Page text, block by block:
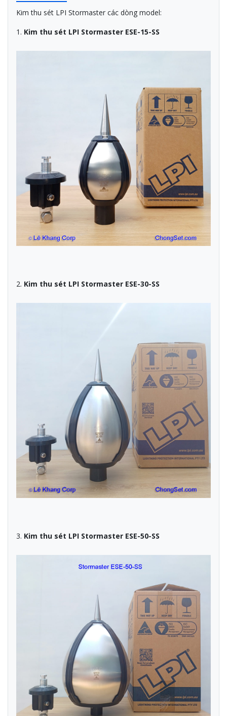
Kim thu sét LPI Stormaster các dòng model:
1. Kim thu sét LPI Stormaster ESE-15-SS
2. Kim thu sét LPI Stormaster ESE-30-SS
3. Kim thu sét LPI Stormaster ESE-50-SS